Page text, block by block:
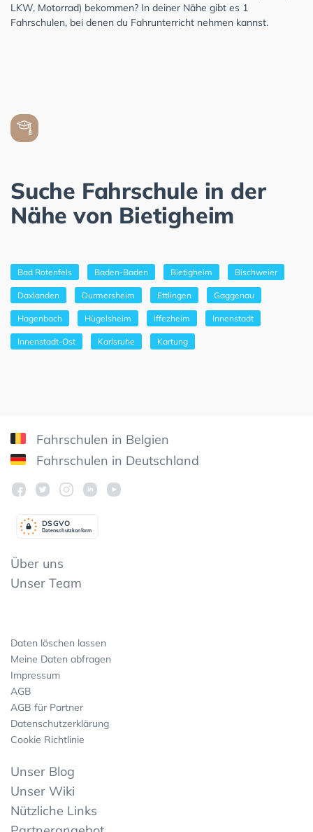
LKW, Motorrad) bekommen? In deiner Nähe gibt es 1
Fahrschulen, bei denen du Fahrunterricht nehmen kannst.
Suche Fahrschule in der
Nähe von Bietigheim
Bad Rotenfels Baden-Baden Bietigheim Bischweier
Daxlanden Durmersheim Ettlingen Gaggenau
Hagenbach Hügelsheim Iffezheim Innenstadt
Innenstadt-Ost Karlsruhe Kartung
Fahrschulen in Belgien
Fahrschulen in Deutschland
Datenschutzkonform
DSGVO
Über uns
Unser Team
Daten löschen lassen
Meine Daten abfragen
Impressum
AGB
AGB für Partner
Datenschutzerklärung
Cookie Richtlinie
Unser Blog
Unser Wiki
Nützliche Links